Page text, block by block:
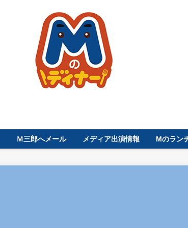
Ｍ三郎へメール メディア出演情報 Mのラン